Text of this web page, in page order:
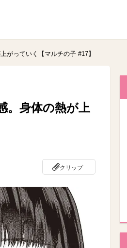
がっていく【マルチの子 #17】
。身体の熱が上
クリップ